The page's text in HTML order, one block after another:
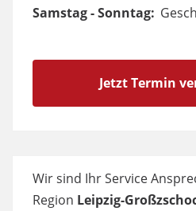
Samstag - Sonntag:
Jetzt Termin
Wir sind Ihr Service
Region Leipzig-